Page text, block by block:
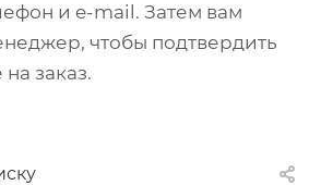
и e-mail. Затем вам
чтобы подтвердить
заказ.